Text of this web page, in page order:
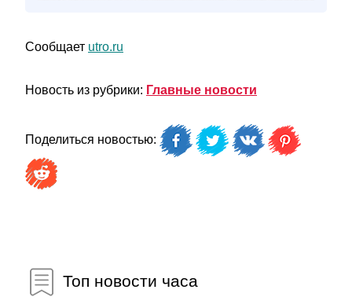
Сообщает utro.ru
Новость из рубрики: Главные новости
Поделиться новостью:
Топ новости часа